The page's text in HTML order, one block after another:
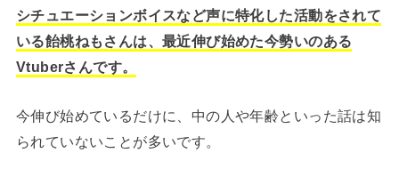
シチュエーションボイスなど声に特化した活動をされて
いる飴桃ねもさんは、最近伸び始めた今勢いのある
Vtuberさんです。
今伸び始めているだけに、中の人や年齢といった話は知
られていないことが多いです。